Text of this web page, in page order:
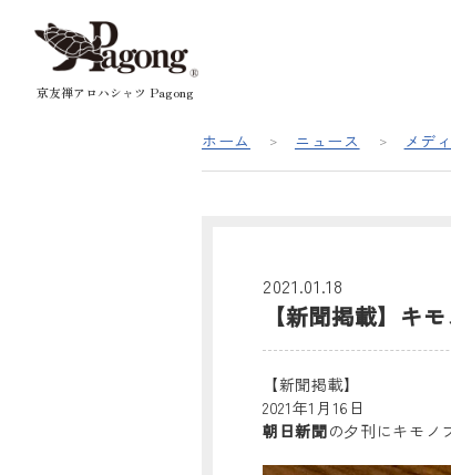
京友禅アロハシャツ Pagong
ホーム ニュース メデ
2021.01.18
【新聞掲載】キ
【新聞掲載】
2021年1月16日
朝日新聞の夕刊にキモノ